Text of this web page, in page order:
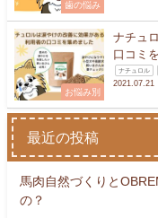
歯の悩み
お悩み別
ナチュ
口コミ
ナチュロル
2021.07.21
最近の投稿
馬肉自然づくりと
の？